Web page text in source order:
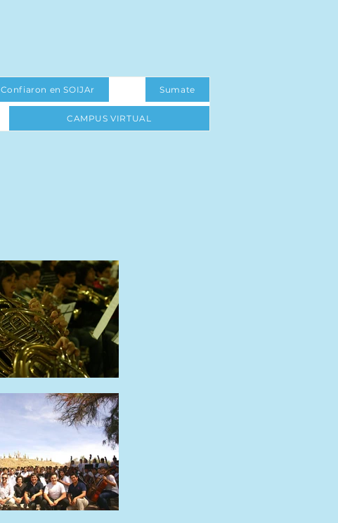
Confiaron en SOIJAr Sumate
CAMPUS VIRTUAL